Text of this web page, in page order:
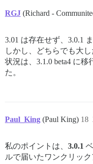
RGJ (Richard -
3.01 は存在せず、3.0.1
しかし、どちらでも大
状況は、3.1.0 beta4 に
た。
Paul_King (Paul King) 18
私のポイントは、 3.0.1
ルで届いたワンクリッ